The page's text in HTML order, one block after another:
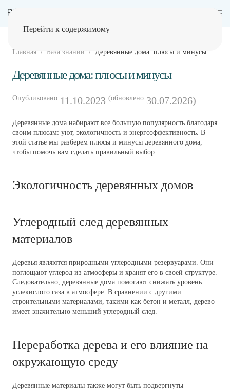
Перейти к содержимому
Главная База знаний Деревянные дома: плюсы и минусы
Деревянные дома: плюсы и минусы
Опубликовано 11.10.2023 (обновлено 30.07.2026)
Деревянные дома набирают все большую популярность благодаря
своим плюсам: уют, экологичность и энергоэффективность. В
этой статье мы разберем плюсы и минусы деревянного дома,
чтобы помочь вам сделать правильный выбор.
Экологичность деревянных домов
Углеродный след деревянных
материалов
Деревья являются природными углеродными резервуарами. Они
поглощают углерод из атмосферы и хранят его в своей структуре.
Следовательно, деревянные дома помогают снижать уровень
углекислого газа в атмосфере. В сравнении с другими
строительными материалами, такими как бетон и металл, дерево
имеет значительно меньший углеродный след.
Переработка дерева и его влияние на
окружающую среду
Деревянные материалы также могут быть подвергнуты